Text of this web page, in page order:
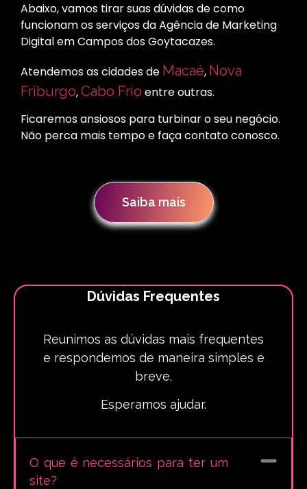
Abaixo, vamos tirar suas dúvidas de como
funcionam os serviços da Agência de Marketing
Digital em Campos dos Goytacazes.
Atendemos as cidades de Macaé, Nova
Friburgo,Cabo Frio entre outras.
Ficaremos ansiosos para turbinar o seu negócio.
Não perca mais tempo e faça contato conosco.
Saiba mais
Dúvidas Frequentes
Reunimos as dúvidas mais frequentes
e respondemos de maneira simples e
breve.
Esperamos ajudar.
O que é necessários para ter um
site?